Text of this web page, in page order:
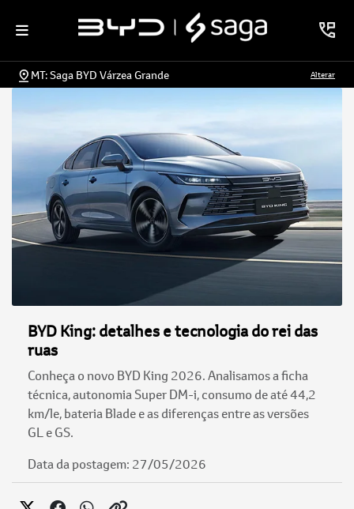
MT: Saga BYD Várzea Grande Alterar
BYD King: detalhes e tecnologia do rei das
ruas
Conheça o novo BYD King 2026. Analisamos a ficha
técnica, autonomia Super DM-i, consumo de até 44,2
km/le, bateria Blade e as diferenças entre as versões
GL e GS.
Data da postagem: 27/05/2026